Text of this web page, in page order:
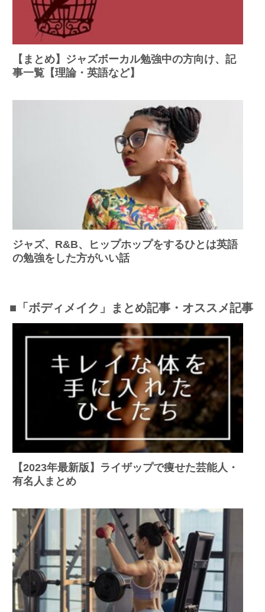
【まとめ】ジャズボーカル勉強中の方向け、記
事一覧【理論・英語など】
ジャズ、R&B、ヒップホップをするひとは英語
の勉強をした方がいい話
■「ボディメイク」まとめ記事・オススメ記事
【2023年最新版】ライザップで痩せた芸能人・
有名人まとめ